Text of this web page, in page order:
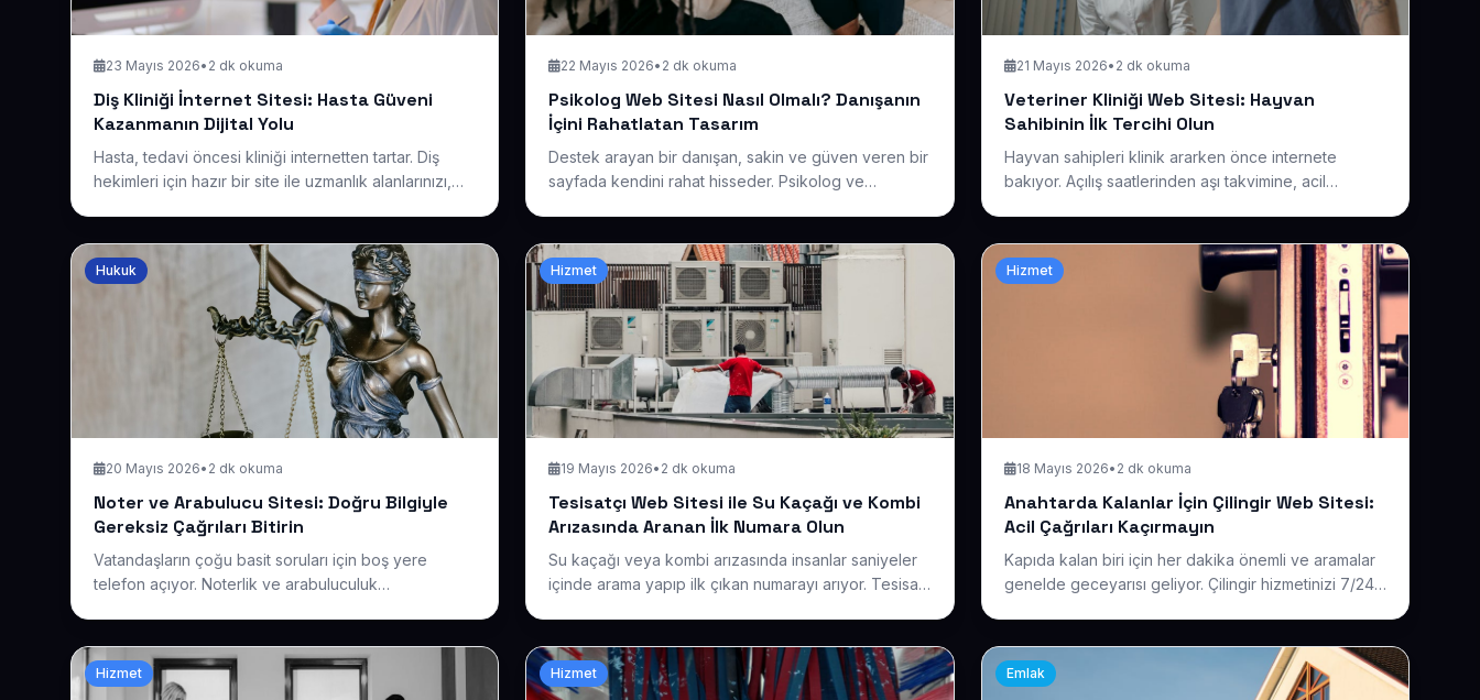
23 Mayıs 2026• 2 dk okuma
Diş Kliniği İnternet Sitesi: Hasta Güveni
Kazanmanın Dijital Yolu
Hasta, tedavi öncesi kliniği internetten tartar. Diş
hekimleri için hazır bir site ile uzmanlık alanlarınızı,
22 Mayıs 2026• 2 dk okuma
Psikolog Web Sitesi Nasıl Olmalı? Danışanın
İçini Rahatlatan Tasarım
Destek arayan bir danışan, sakin ve güven veren bir
sayfada kendini rahat hisseder. Psikolog ve
21 Mayıs 2026• 2 dk okuma
Veteriner Kliniği Web Sitesi: Hayvan
Sahibinin İlk Tercihi Olun
Hayvan sahipleri klinik ararken önce internete
bakıyor. Açılış saatlerinden aşı takvimine, acil
kazanmanın yollarını anlatıyoruz.
Hukuk
20 Mayıs 2026• 2 dk okuma
Noter ve Arabulucu Sitesi: Doğru Bilgiyle
Gereksiz Çağrıları Bitirin
Vatandaşların çoğu basit soruları için boş yere
telefon açıyor. Noterlik ve arabuluculuk
güvenilir bir kurumsal izlenim bırakın.
Hizmet
19 Mayıs 2026• 2 dk okuma
Tesisatçı Web Sitesi ile Su Kaçağı ve Kombi
Arızasında Aranan İlk Numara Olun
Su kaçağı veya kombi arızasında insanlar saniyeler
içinde arama yapıp ilk çıkan numarayı arıyor. Tesisat
paylaşıyoruz.
Hizmet
18 Mayıs 2026• 2 dk okuma
Anahtarda Kalanlar İçin Çilingir Web Sitesi:
Acil Çağrıları Kaçırmayın
Kapıda kalan biri için her dakika önemli ve aramalar
genelde geceyarısı geliyor. Çilingir hizmetinizi 7/24
gösteriyoruz.
Hizmet Hizmet Emlak